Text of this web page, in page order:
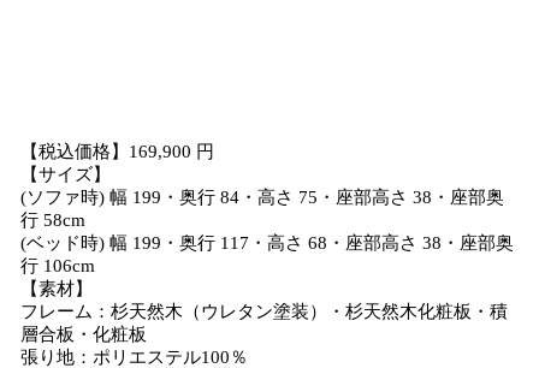
【税込価格】169,900 円
【サイズ】
(ソファ時) 幅 199・奥行 84・高さ 75・座部高さ 38・座部奥
行 58cm
(ベッド時) 幅 199・奥行 117・高さ 68・座部高さ 38・座部奥
行 106cm
【素材】
フレーム：杉天然木（ウレタン塗装）・杉天然木化粧板・積
層合板・化粧板
張り地：ポリエステル100％